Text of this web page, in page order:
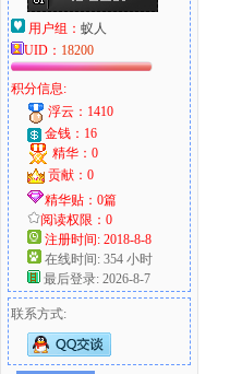
用户组： 蚁人
UID： 18200
积分信息:
浮云：1410
金钱：16
精华：0
贡献：0
精华贴：0篇
阅读权限：0
注册时间: 2018-8-8
在线时间: 354 小时
最后登录: 2026-8-7
联系方式: